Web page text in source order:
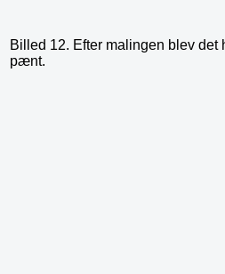
Billed 12. Efter malingen blev det
pænt.